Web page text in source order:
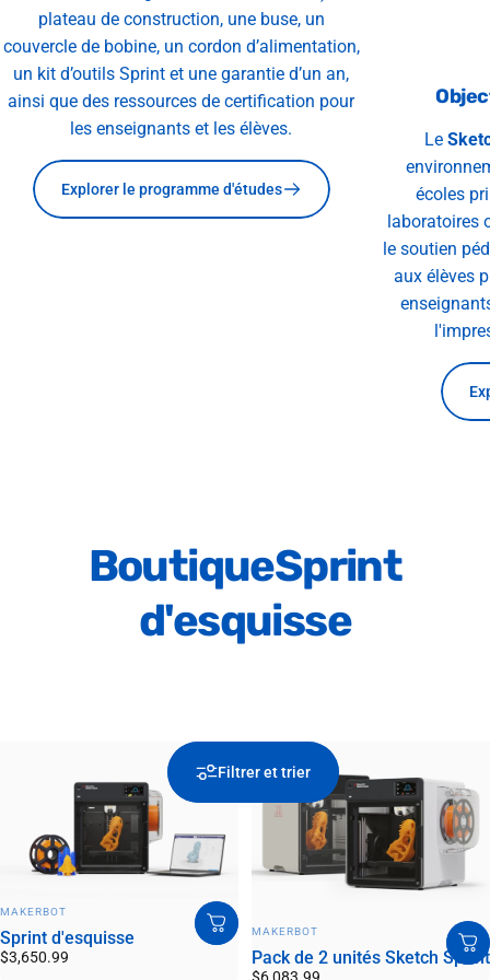
plateau de construction, une buse, un
couvercle de bobine, un cordon d’alimentation,
un kit d’outils Sprint et une garantie d’un an,
ainsi que des ressources de certification pour
les enseignants et les élèves.
Explorer le programme d'études
Le
écoles
laboratoires
le soutien
aux élèves
BoutiqueSprint
d'esquisse
Filtrer et trier
MAKERBOT
Sprint d'esquisse
$3,650.99
MAKERBOT
Pack de 2 unités Sketch Sprint
$6,083.99